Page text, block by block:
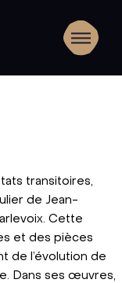
transitoires,
de Jean-
Cette
et des pièces
de l’évolution de
Dans ses œuvres,